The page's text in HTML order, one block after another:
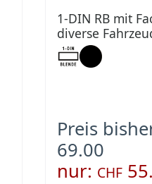
1-DIN RB mit
diverse
schwarz
Preis
69.00
nur: CHF